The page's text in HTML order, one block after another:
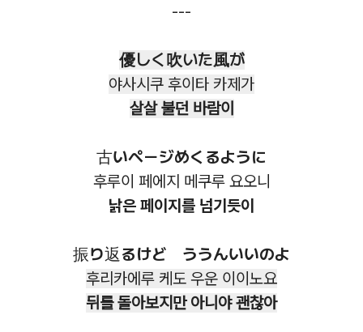
---
優しく吹いた風が
야사시쿠 후이타 카제가
살살 불던 바람이
古いページめくるように
후루이 페에지 메쿠루 요오니
낡은 페이지를 넘기듯이
振り返るけど ううんいいのよ
후리카에루 케도 우운 이이노요
뒤를 돌아보지만 아니야 괜찮아